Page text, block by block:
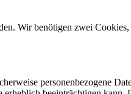
Wir benötigen zwei
personenbezogene